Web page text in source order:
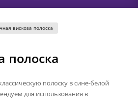
вискоза полоска
полоска
полоску в сине-белой
для использования в